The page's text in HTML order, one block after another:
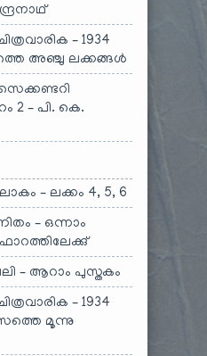
– 1934
അഞ്ചു ലക്കങ്ങൾ
2 – പി. കെ.
– ലക്കം 4, 5, 6
– ഒന്നാം
– ആറാം പുസ്തകം
– 1934
മൂന്നു